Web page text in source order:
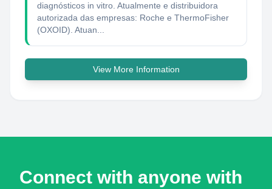
diagnósticos in vitro. Atualmente e distribuidora
autorizada das empresas: Roche e ThermoFisher
(OXOID). Atuan...
View More Information
Connect with anyone with